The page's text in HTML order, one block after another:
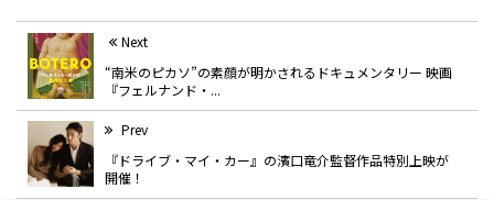
Next
“南米のピカソ”の素顔が明かされるドキュメンタリー 映画
『フェルナンド・...
Prev
『ドライブ・マイ・カー』の濱口竜介監督作品特別上映が
開催！